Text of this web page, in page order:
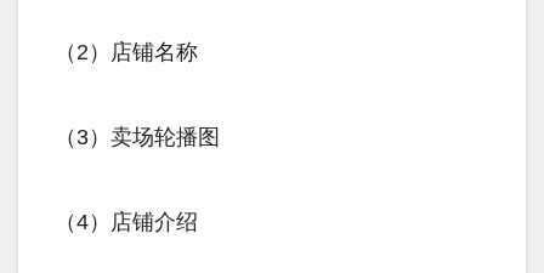
（2）店铺名称
（3）卖场轮播图
（4）店铺介绍